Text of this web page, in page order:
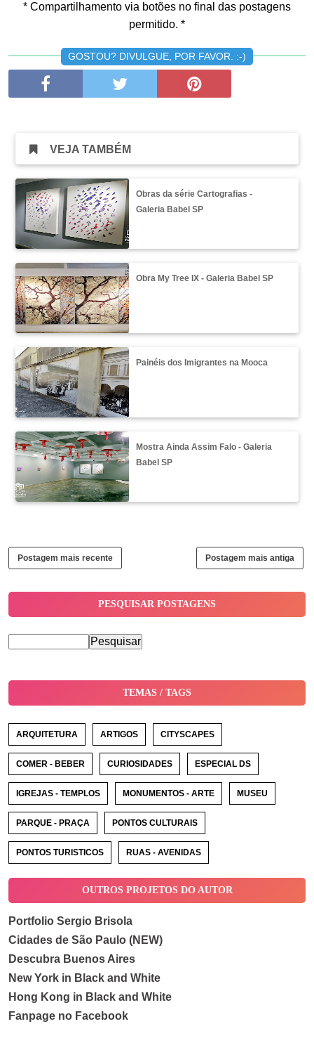
* Compartilhamento via botões no final das postagens
permitido. *
GOSTOU? DIVULGUE, POR FAVOR. :-)
VEJA TAMBÉM
Obras da série Cartografias -
Galeria Babel SP
Obra My Tree IX - Galeria Babel SP
Painéis dos Imigrantes na Mooca
Mostra Ainda Assim Falo - Galeria
Babel SP
Postagem mais recente Postagem mais antiga
PESQUISAR POSTAGENS
TEMAS / TAGS
ARQUITETURA ARTIGOS CITYSCAPES
COMER - BEBER CURIOSIDADES ESPECIAL DS
IGREJAS - TEMPLOS MONUMENTOS - ARTE MUSEU
PARQUE - PRAÇA PONTOS CULTURAIS
PONTOS TURISTICOS RUAS - AVENIDAS
OUTROS PROJETOS DO AUTOR
Portfolio Sergio Brisola
Cidades de São Paulo (NEW)
Descubra Buenos Aires
New York in Black and White
Hong Kong in Black and White
Fanpage no Facebook